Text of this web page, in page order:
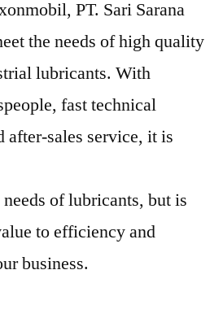
PT. Sari Sarana
the needs of high quality
lubricants. With
fast technical
after-sales service, it is
of lubricants, but is
to efficiency and
business.